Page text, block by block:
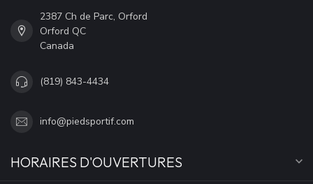
2387 Ch de Parc, Orford
Orford QC
Canada
(819) 843-4434
info@piedsportif.com
HORAIRES D'OUVERTURES